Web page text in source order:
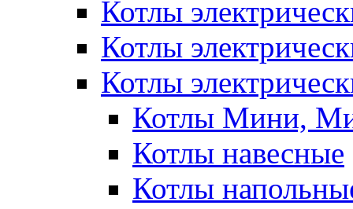
Котлы
Котлы
Котлы
Котлы Мини,
Котлы навесные
Котлы